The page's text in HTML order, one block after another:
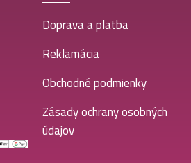
Doprava a platba
Reklamácia
Obchodné podmienky
Zásady ochrany osobných
údajov